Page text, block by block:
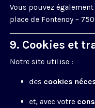
Vous pouvez
place de Fontenoy –
9. Cookies et
Notre site utilise :
des cookies
et, avec votre